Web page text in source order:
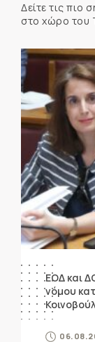
Δείτε τις πιο
στο χώρο του
ΕΟΔ και
νόμου